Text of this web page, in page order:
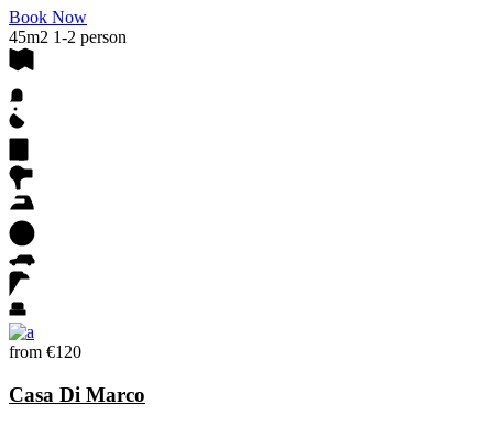
Book Now
45m2 1-2 person
from €120
Casa Di Marco